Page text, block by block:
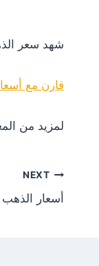
شهد سعر الذهب عيار 21 انخفاضًا بقيمة 1.05€ مقارنة بالتحديث السابق. هذا التغير يعكس
قارن مع
لمزيد من
NEXT
أسعار الذهب في ألمانيا اليوم